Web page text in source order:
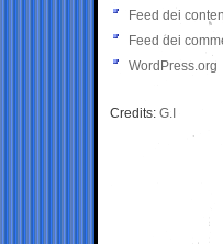
Feed dei
Feed dei
WordPress.org
Credits: G.I